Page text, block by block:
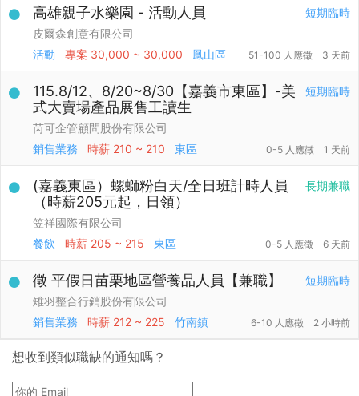
短期臨時
高雄親子水樂園 - 活動人員
皮爾森創意有限公司
活動
專案 30,000 ~ 30,000 鳳山區 51-100 人應徵 3 天前
短期臨時
115.8/12、8/20~8/30【嘉義市東區】-美
式大賣場產品展售工讀生
芮可企管顧問股份有限公司
銷售業務
時薪 210 ~ 210 東區 0-5 人應徵 1 天前
長期兼職
(嘉義東區）螺螄粉白天/全日班計時人員
（時薪205元起，日領）
笠祥國際有限公司
餐飲
時薪 205 ~ 215 東區 0-5 人應徵 6 天前
短期臨時
徵 平假日苗栗地區營養品人員【兼職】
雉羽整合行銷股份有限公司
銷售業務
時薪 212 ~ 225 竹南鎮 6-10 人應徵 2 小時前
想收到類似職缺的通知嗎？